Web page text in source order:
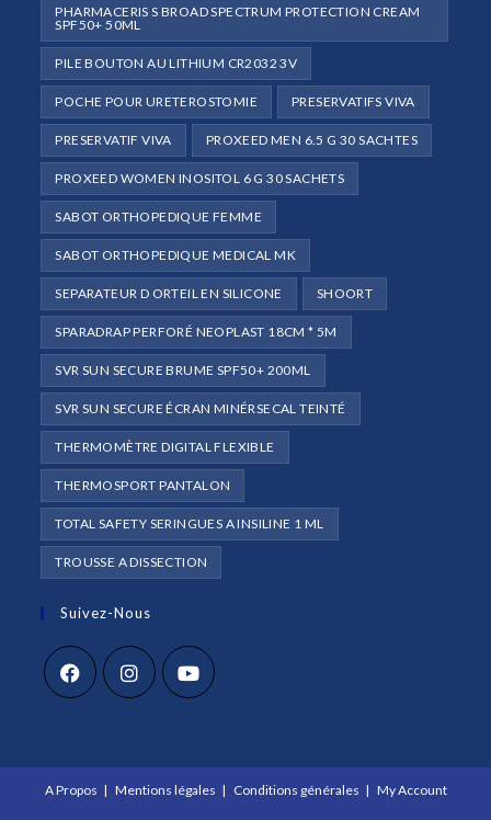
PHARMACERIS S BROAD SPECTRUM PROTECTION CREAM
SPF50+ 50ML
PILE BOUTON AU LITHIUM CR2032 3V
POCHE POUR URETEROSTOMIE PRESERVATIFS VIVA
PRESERVATIF VIVA PROXEED MEN 6.5 G 30 SACHTES
PROXEED WOMEN INOSITOL 6 G 30 SACHETS
SABOT ORTHOPEDIQUE FEMME
SABOT ORTHOPEDIQUE MEDICAL MK
SEPARATEUR D ORTEIL EN SILICONE SHOORT
SPARADRAP PERFORÉ NEOPLAST 18CM * 5M
SVR SUN SECURE BRUME SPF50+ 200ML
SVR SUN SECURE ÉCRAN MINÉRSECAL TEINTÉ
THERMOMÈTRE DIGITAL FLEXIBLE
THERMOSPORT PANTALON
TOTAL SAFETY SERINGUES A INSILINE 1 ML
TROUSSE A DISSECTION
Suivez-Nous
un
nouvel
un
nouvel
un
nouvel
A Propos Mentions légales Conditions générales My Account